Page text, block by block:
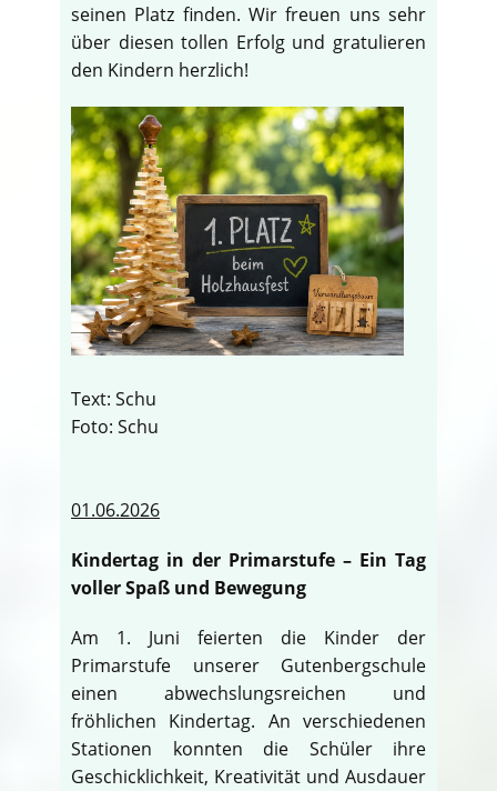
seinen Platz finden. Wir freuen uns sehr
über diesen tollen Erfolg und gratulieren
den Kindern herzlich!
Text: Schu
Foto: Schu
01.06.2026
Kindertag in der Primarstufe – Ein Tag
voller Spaß und Bewegung
Am 1. Juni feierten die Kinder der
Primarstufe unserer Gutenbergschule
einen abwechslungsreichen und
fröhlichen Kindertag. An verschiedenen
Stationen konnten die Schüler ihre
Geschicklichkeit, Kreativität und Ausdauer